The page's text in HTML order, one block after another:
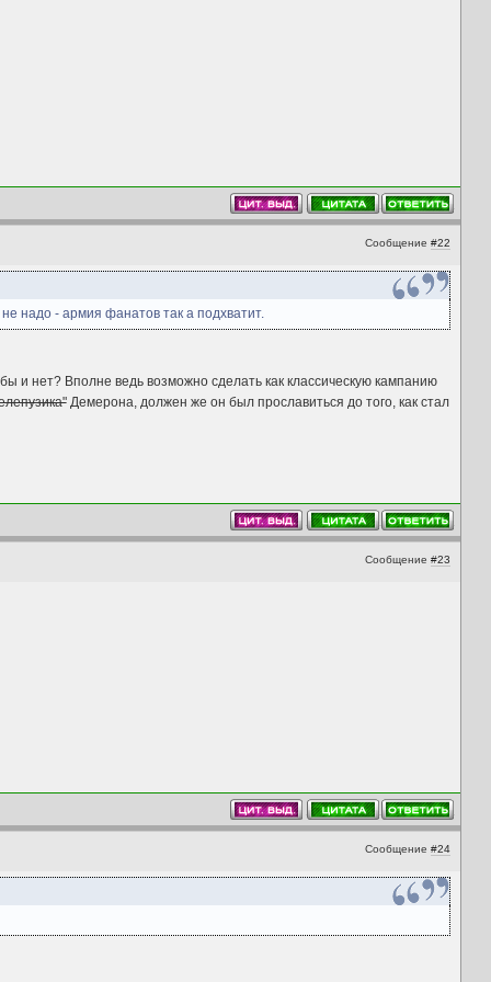
Сообщение #22
надо - армия фанатов так а подхватит.
нет? Вполне ведь возможно сделать как классическую кампанию
Демерона, должен же он был прославиться до того, как стал
Сообщение #23
Сообщение #24